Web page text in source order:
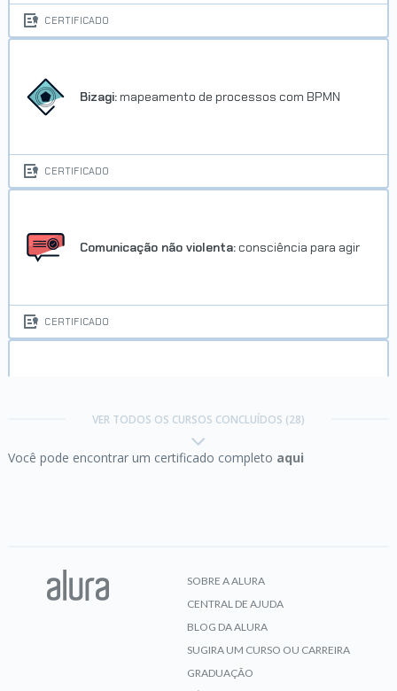
CERTIFICADO
Bizagi: mapeamento de processos com BPMN
CERTIFICADO
Comunicação não violenta: consciência para agir
CERTIFICADO
VER TODOS OS CURSOS CONCLUÍDOS (28)
Você pode encontrar um certificado completo aqui
SOBRE A ALURA
CENTRAL DE AJUDA
BLOG DA ALURA
SUGIRA UM CURSO OU CARREIRA
GRADUAÇÃO